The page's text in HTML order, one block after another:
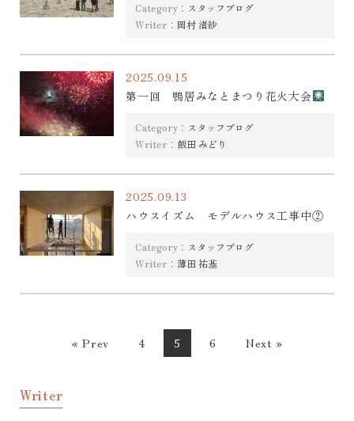
Category： スタッフブログ
Writer： 岡村 渚紗
2025.09.15
第一回 鴨居みなとまつり花火大会
Category： スタッフブログ
Writer： 飯田 みどり
2025.09.13
ハウスイズム モデルハウス工事中②
Category： スタッフブログ
Writer： 薄田 祐基
« Prev 4 5 6 Next »
Writer